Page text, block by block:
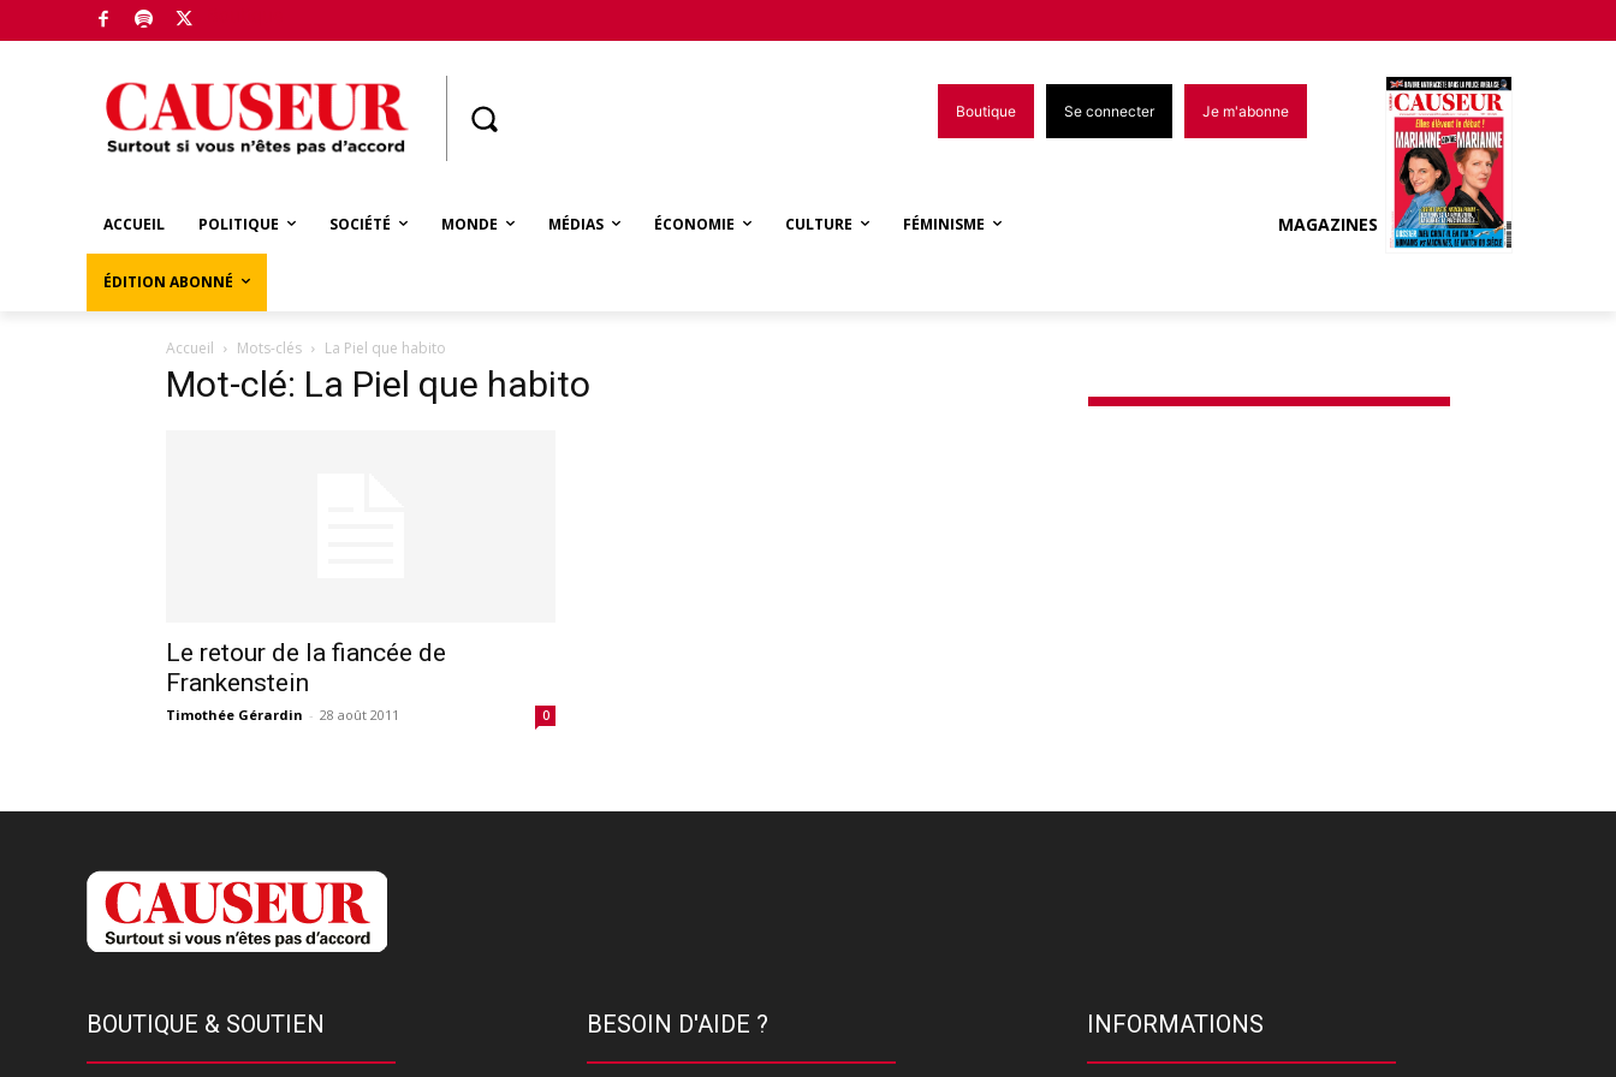
Boutique Se connecter Je m'abonne
ACCUEIL POLITIQUE SOCIÉTÉ MONDE MÉDIAS ÉCONOMIE CULTURE FÉMINISME
ÉDITION ABONNÉ
MAGAZINES
Accueil Mots-clés La Piel que habito
Mot-clé: La Piel que habito
Le retour de la fiancée de
Frankenstein
Timothée Gérardin - 28 août 2011 0
BOUTIQUE & SOUTIEN BESOIN D'AIDE ? INFORMATIONS